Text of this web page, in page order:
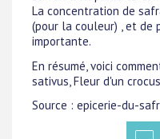
La concentration de
(pour la couleur) , et de
importante.
En résumé, voici
sativus, Fleur d'un
Source : epicerie-du-